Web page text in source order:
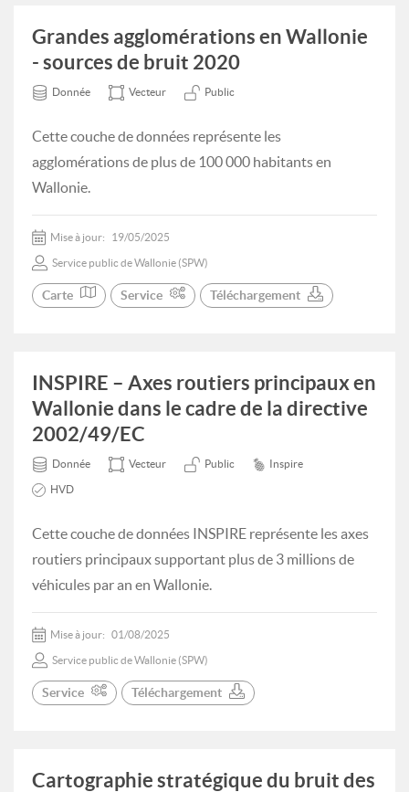
Grandes agglomérations en Wallonie
- sources de bruit 2020
Donnée Vecteur Public
Cette couche de données représente les
agglomérations de plus de 100 000 habitants en
Wallonie.
Mise à jour: 19/05/2025
Service public de Wallonie (SPW)
Carte Service Téléchargement
INSPIRE – Axes routiers principaux en
Wallonie dans le cadre de la directive
2002/49/EC
Donnée Vecteur Public Inspire
HVD
Cette couche de données INSPIRE représente les axes
routiers principaux supportant plus de 3 millions de
véhicules par an en Wallonie.
Mise à jour: 01/08/2025
Service public de Wallonie (SPW)
Service Téléchargement
Cartographie stratégique du bruit des